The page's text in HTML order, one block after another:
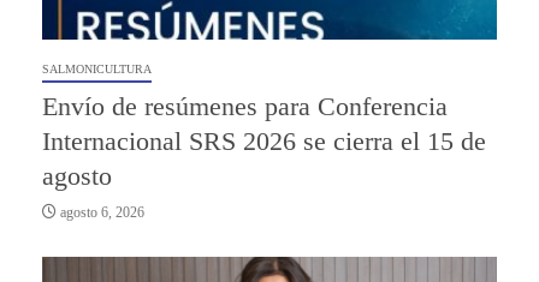
SALMONICULTURA
Envío de resúmenes para Conferencia
Internacional SRS 2026 se cierra el 15 de
agosto
agosto 6, 2026